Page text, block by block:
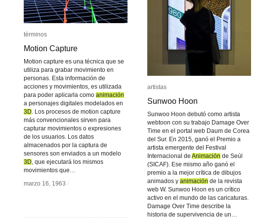
términos
Motion Capture
Motion capture es una técnica que se
utiliza para grabar movimiento en
personas. Esta información de
acciones y movimientos, es utilizada
para poder aplicarla como animación
a personajes digitales modelados en
3D . Los procesos de motion capture
más convencionales sirven para
capturar movimientos o expresiones
de los usuarios. Los datos
almacenados por la captura de
sensores son enviados a un modelo
3D , que ejecutará los mismos
movimientos que…
marzo 16, 1963 /
términos
Motion Capture
animación
3D
3D
marzo 16, 1963 /
artistas
Sunwoo Hoon
Sunwoo Hoon debutó como artista
webtoon con su trabajo Damage Over
Time en el portal web Daum de Corea
del Sur. En 2015, ganó el Premio a
artista emergente del Festival
Internacional de Animación de Seúl
(SICAF). Ese mismo año ganó el
premio a la mejor crítica de dibujos
animados y animación de la revista
web W. Sunwoo Hoon es un crítico
activo en el mundo de las caricaturas.
Damage Over Time describe la
historia de supervivencia de un…
artistas
Sunwoo Hoon
Animación
animación